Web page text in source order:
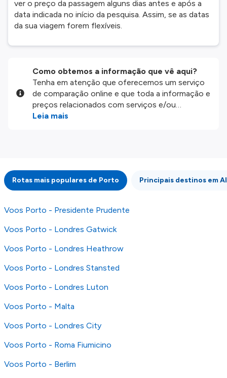
ver o preço da passagem alguns dias antes e após a
data indicada no início da pesquisa. Assim, se as datas
da sua viagem forem flexíveis.
Como obtemos a informação que vê aqui?
Tenha em atenção que oferecemos um serviço
de comparação online e que toda a informação e
preços relacionados com serviços e/ou
produtos disponíveis no nosso website são
integridade ou pela precisão da informação
publicada, por isso verifique com atenção todas
as condições no website do parceiro antes de
fazer uma reserva. Para mais detalhes verifique
os nossosTermos e Condições
Leia mais
Rotas mais populares de Porto Principais destinos em
Voos Porto - Presidente Prudente
Voos Porto - Londres Gatwick
Voos Porto - Londres Heathrow
Voos Porto - Londres Stansted
Voos Porto - Londres Luton
Voos Porto - Malta
Voos Porto - Londres City
Voos Porto - Roma Fiumicino
Voos Porto - Berlim